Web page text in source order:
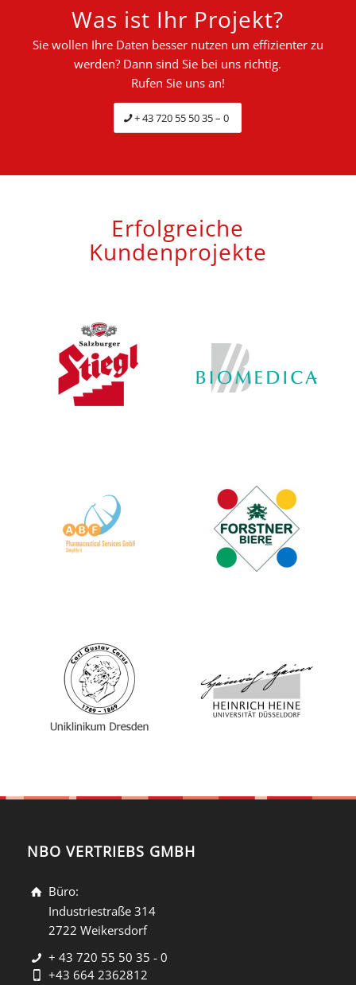
Was ist Ihr Projekt?
Sie wollen Ihre Daten besser nutzen um effizienter zu
werden? Dann sind Sie bei uns richtig.
Rufen Sie uns an!
+ 43 720 55 50 35 – 0
Erfolgreiche
Kundenprojekte
NBO VERTRIEBS GMBH
Büro:
Industriestraße 314
2722 Weikersdorf
+ 43 720 55 50 35 - 0
+43 664 2362812